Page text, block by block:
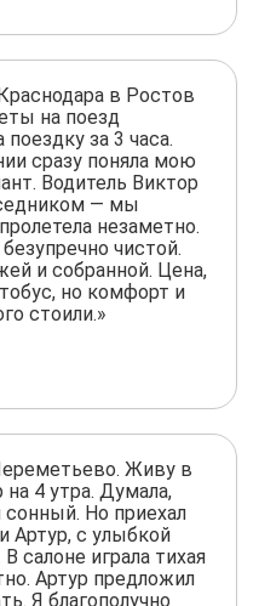
в Ростов
на поезд
за 3 часа.
сразу поняла мою
Водитель Виктор
— мы
незаметно.
чистой.
и собранной. Цена,
но комфорт и
стоили.»
Живу в
на 4 утра. Думала,
Но приехал
Артур, с улыбкой
салоне играла тихая
Артур предложил
Я благополучно